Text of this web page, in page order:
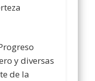
y diversas
de la